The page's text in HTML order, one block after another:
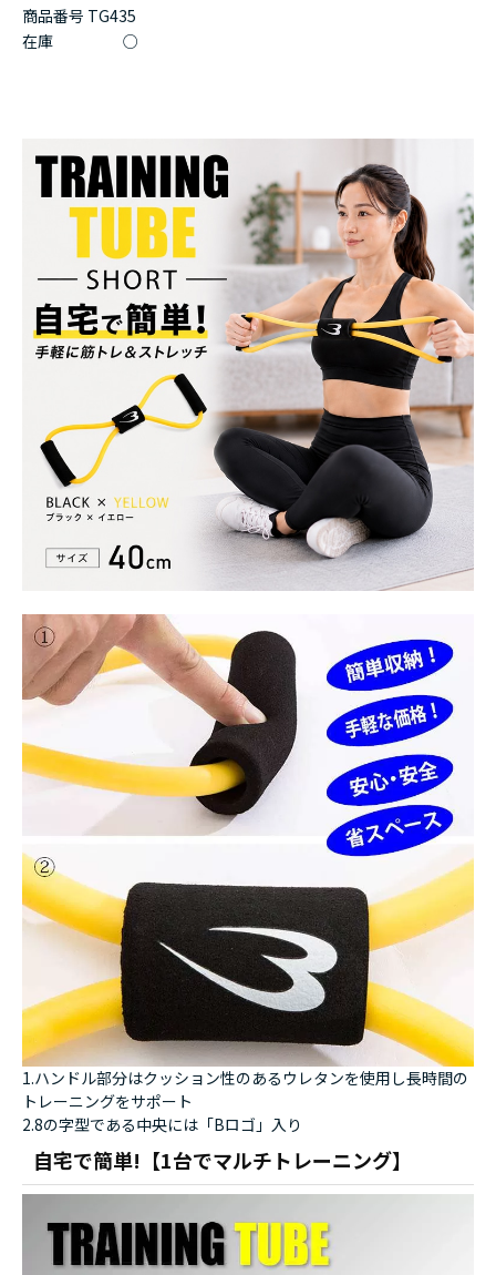
商品番号 TG435
在庫 ○
1.ハンドル部分はクッション性のあるウレタンを使用し長時間の
トレーニングをサポート
2.8の字型である中央には「Bロゴ」入り
自宅で簡単!【1台でマルチトレーニング】